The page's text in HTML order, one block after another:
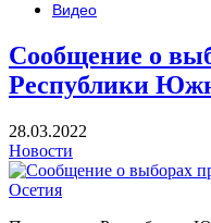
Видео
Сообщение о
Республики
28.03.2022
Новости